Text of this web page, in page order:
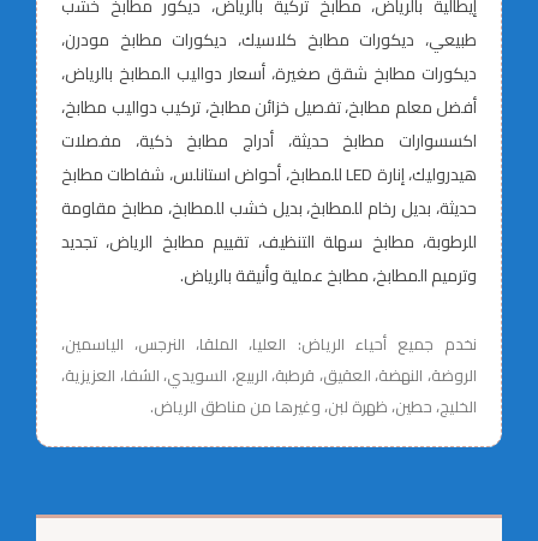
طبيعي، ديكورات مطابخ كلاسيك، ديكورات مطابخ مودرن،
ديكورات مطابخ شقق صغيرة، أسعار دواليب المطابخ بالرياض،
أفضل معلم مطابخ، تفصيل خزائن مطابخ، تركيب دواليب مطابخ،
اكسسوارات مطابخ حديثة، أدراج مطابخ ذكية، مفصلات
هيدروليك، إنارة LED للمطابخ، أحواض استانلس، شفاطات مطابخ
حديثة، بديل رخام للمطابخ، بديل خشب للمطابخ، مطابخ مقاومة
للرطوبة، مطابخ سهلة التنظيف، تقييم مطابخ الرياض، تجديد
وترميم المطابخ، مطابخ عملية وأنيقة بالرياض.
نخدم جميع أحياء الرياض: العليا، الملقا، النرجس، الياسمين،
الروضة، النهضة، العقيق، قرطبة، الربيع، السويدي، الشفا، العزيزية،
الخليج، حطين، ظهرة لبن، وغيرها من مناطق الرياض.